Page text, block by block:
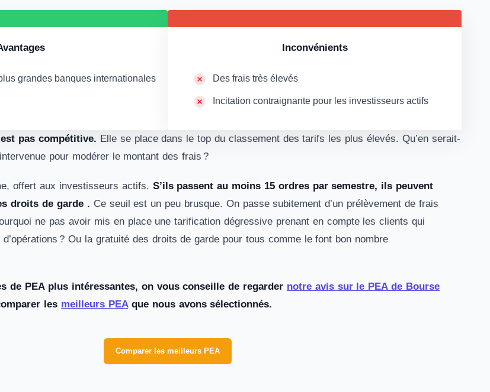
grandes banques internationales
Inconvénients
Des frais très élevés
Incitation contraignante pour les investisseurs actifs
pas compétitive. Elle se place dans le top du classement des tarifs les plus élevés. Qu’en serait-
pour modérer le montant des frais ?
offert aux investisseurs actifs. S’ils passent au moins 15 ordres par semestre, ils peuvent
droits de garde . Ce seuil est un peu brusque. On passe subitement d’un prélèvement de frais
ne pas avoir mis en place une tarification dégressive prenant en compte les clients qui
? Ou la gratuité des droits de garde pour tous comme le font bon nombre
de PEA plus intéressantes, on vous conseille de regarder notre avis sur le PEA de Bourse
les meilleurs PEAque nous avons sélectionnés.
Comparer les meilleurs PEA